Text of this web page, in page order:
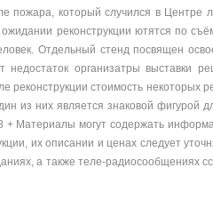
пожара, который случился в Центре
реконструкции ютятся по
Отдельный стенд посвящен
организатры выставки
реконструкции стоимость некоторых
из них является знаковой фигурой
+ Материалы могут содержать
их описании и ценах следует
а также теле-радиосообщениях